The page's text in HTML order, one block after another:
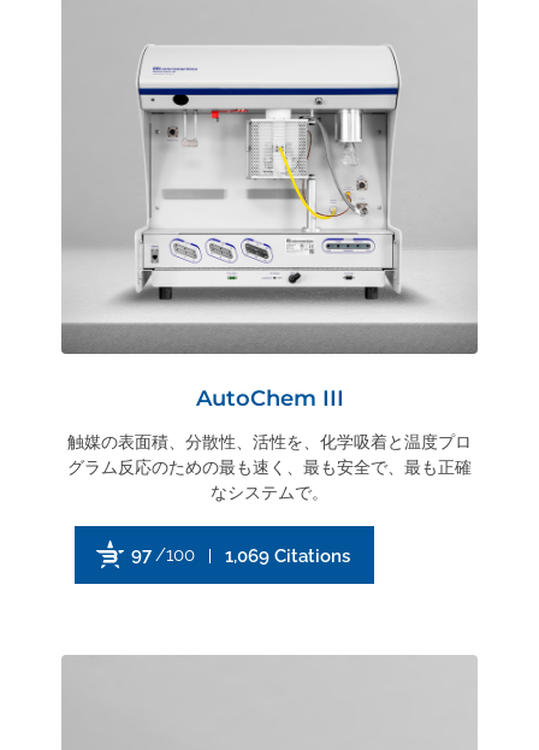
AutoChem III
触媒の表面積、分散性、活性を、化学吸着と温度プロ
グラム反応のための最も速く、最も安全で、最も正確
なシステムで。
97/100 1,069 Citations